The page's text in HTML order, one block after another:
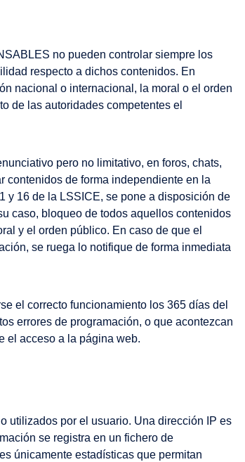
no pueden controlar siempre los
respecto a dichos contenidos. En
nacional o internacional, la moral o el orden
de las autoridades competentes el
pero no limitativo, en foros, chats,
contenidos de forma independiente en la
y 16 de la LSSICE, se pone a disposición de
caso, bloqueo de todos aquellos contenidos
y el orden público. En caso de que el
se ruega lo notifique de forma inmediata
el correcto funcionamiento los 365 días del
errores de programación, o que acontezcan
el acceso a la página web.
utilizados por el usuario. Una dirección IP es
se registra en un fichero de
únicamente estadísticas que permitan